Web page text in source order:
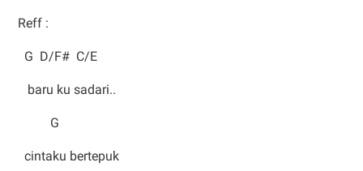
Reff :
G D/F# C/E
baru ku sadari..
G
cintaku bertepuk